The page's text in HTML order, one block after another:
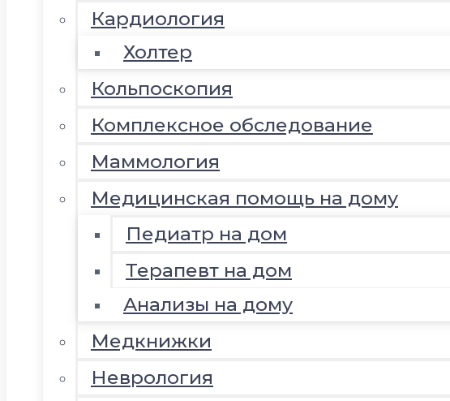
Кардиология
Холтер
Кольпоскопия
Комплексное обследование
Маммология
Медицинская помощь на дому
Педиатр на дом
Терапевт на дом
Анализы на дому
Медкнижки
Неврология